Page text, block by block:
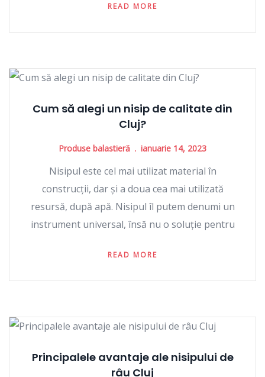
READ MORE
Cum să alegi un nisip de calitate din
Cluj?
Produse balastieră ianuarie 14, 2023
Nisipul este cel mai utilizat material în
construcții, dar și a doua cea mai utilizată
resursă, după apă. Nisipul îl putem denumi un
instrument universal, însă nu o soluție pentru
READ MORE
Principalele avantaje ale nisipului de
râu Cluj